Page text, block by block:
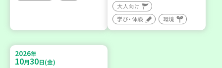
大人向け
学び・体験
環境
2026年
10月30日(金)